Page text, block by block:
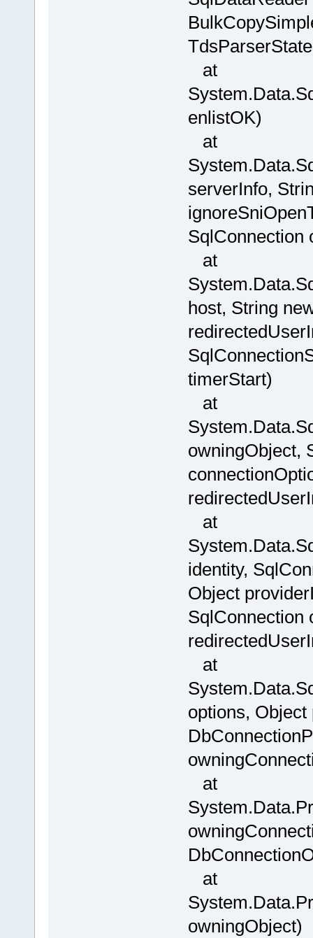
at
enlistOK)
at
serverInfo,
SqlConnection
at
host, String
timerStart)
at
owningObject,
at
identity,
Object
SqlConnection
at
options,
at
at
owningObject)